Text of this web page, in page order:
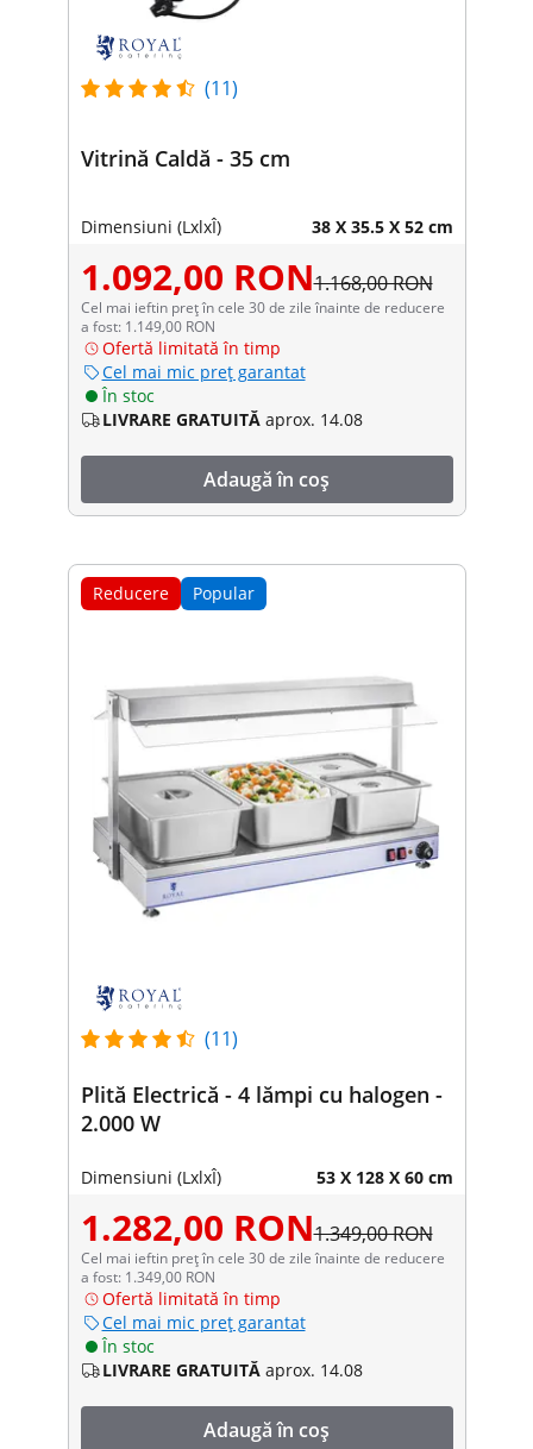
(11)
Vitrină Caldă - 35 cm
Dimensiuni (LxlxÎ) 38 X 35.5 X 52 cm
1.092,00 RON1.168,00 RON
Cel mai ieftin preț în cele 30 de zile înainte de reducere
a fost: 1.149,00 RON
Ofertă limitată în timp
Cel mai mic preț garantat
În stoc
LIVRARE GRATUITĂ aprox. 14.08
Adaugă în coș
Reducere Popular
(11)
Plită Electrică - 4 lămpi cu halogen -
2.000 W
Dimensiuni (LxlxÎ) 53 X 128 X 60 cm
1.282,00 RON1.349,00 RON
Cel mai ieftin preț în cele 30 de zile înainte de reducere
a fost: 1.349,00 RON
Ofertă limitată în timp
Cel mai mic preț garantat
În stoc
LIVRARE GRATUITĂ aprox. 14.08
Adaugă în coș